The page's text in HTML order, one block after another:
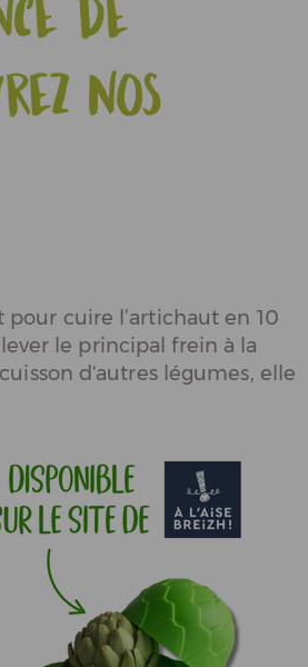
de
nos
cuire l’artichaut en 10
le principal frein à la
d'autres légumes, elle